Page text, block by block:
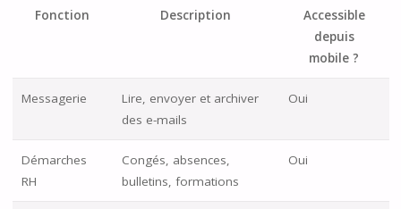
Fonction Description
Accessible
depuis
mobile ?
Messagerie
Lire, envoyer et archiver
des e-mails
Oui
Démarches
RH
Congés, absences,
bulletins, formations
Oui